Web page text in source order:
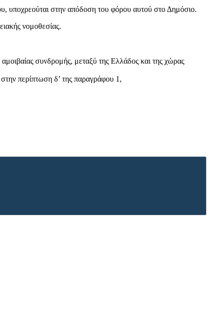
υποχρεούται στην απόδοση του φόρου αυτού στο Δημόσιο.
νομοθεσίας.
συνδρομής, μεταξύ της Ελλάδος και της χώρας
περίπτωση δ’ της παραγράφου 1,